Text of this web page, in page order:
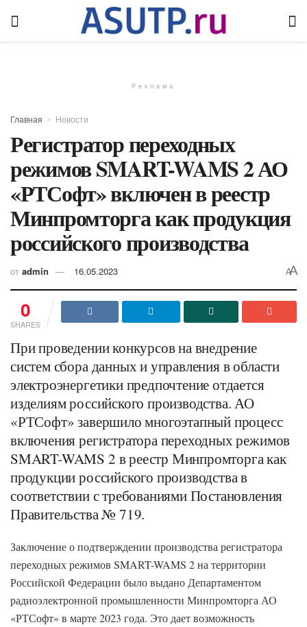
Реклама
Главная Новости
Регистратор переходных
режимов SMART-WAMS 2 АО
«РТСофт» включен в реестр
Минпромторга как продукция
российского производства
от admin 16.05.2023 AA
0
SHARES
При проведении конкурсов на внедрение
систем сбора данных и управления в области
электроэнергетики предпочтение отдается
изделиям российского производства. АО
«РТСофт» завершило многоэтапный процесс
включения регистратора переходных режимов
SMART-WAMS 2 в реестр Минпромторга как
продукции российского производства в
соответствии с требованиями Постановления
Правительства № 719.
Заключение о подтверждении производства регистратора
переходных режимов SMART-WAMS 2 на территории
Российской Федерации было выдано Департаментом
радиоэлектронной промышленности Минпромторга АО
«РТСофт» в марте 2023 года. Это дает возможность